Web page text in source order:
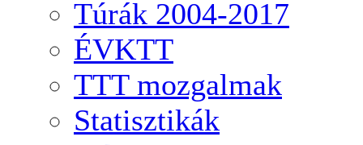
Túrák 2004-2017
ÉVKTT
TTT mozgalmak
Statisztikák